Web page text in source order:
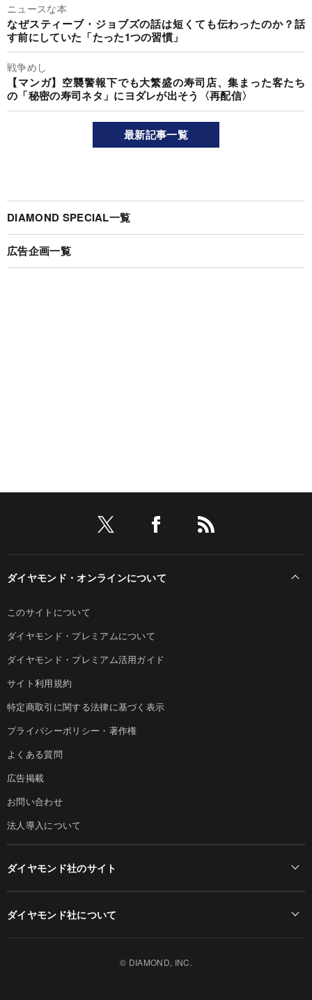
ニュースな本
なぜスティーブ・ジョブズの話は短くても伝わったのか？話
す前にしていた「たった1つの習慣」
戦争めし
【マンガ】空襲警報下でも大繁盛の寿司店、集まった客たち
の「秘密の寿司ネタ」にヨダレが出そう〈再配信〉
最新記事一覧
DIAMOND SPECIAL一覧
広告企画一覧
ダイヤモンド・オンラインについて
このサイトについて
ダイヤモンド・プレミアムについて
ダイヤモンド・プレミアム活用ガイド
サイト利用規約
特定商取引に関する法律に基づく表示
プライバシーポリシー・著作権
よくある質問
広告掲載
お問い合わせ
法人導入について
ダイヤモンド社のサイト
ダイヤモンド社について
© DIAMOND, INC.